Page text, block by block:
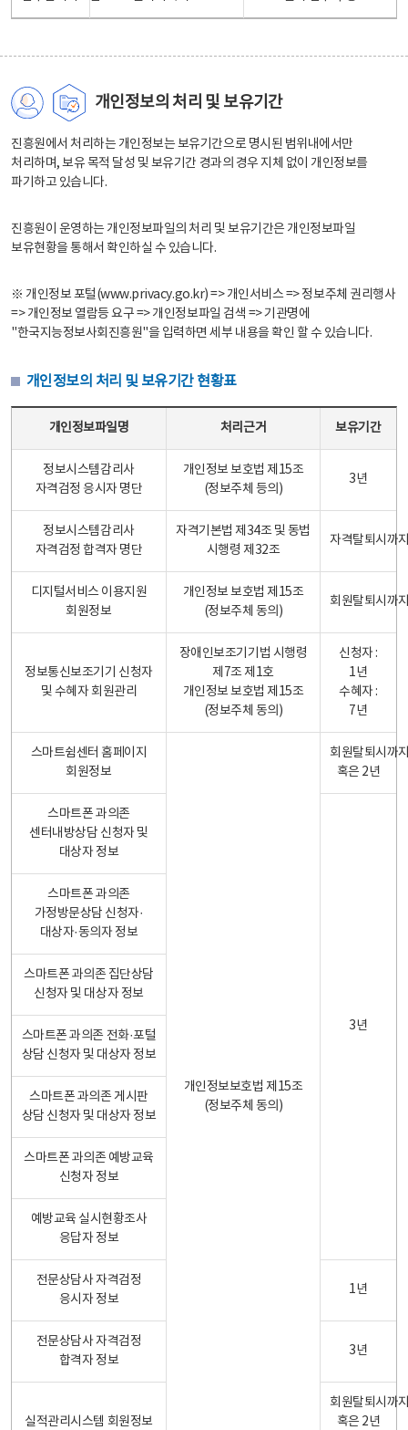
개인정보의 처리 및 보유기간
진흥원에서 처리하는 개인정보는 보유기간으로 명시된 범위내에서만
처리하며, 보유 목적 달성 및 보유기간 경과의 경우 지체 없이 개인정보를
파기하고 있습니다.
진흥원이 운영하는 개인정보파일의 처리 및 보유기간은 개인정보파일
보유현황을 통해서 확인하실 수 있습니다.
※ 개인정보 포털(www.privacy.go.kr) => 개인서비스 => 정보주체 권리행사
=> 개인정보 열람등 요구 => 개인정보파일 검색 => 기관명에
"한국지능정보사회진흥원"을 입력하면 세부 내용을 확인 할 수 있습니다.
개인정보의 처리 및 보유기간 현황표
개인정보파일명 처리근거 보유기간
정보시스템감리사
자격검정 응시자 명단
개인정보 보호법 제15조
(정보주체 등의)
3년
정보시스템감리사
자격검정 합격자 명단
자격기본법 제34조 및 동법
시행령 제32조
자격탈퇴시까
디지털서비스 이용지원
회원정보
개인정보 보호법 제15조
(정보주체 동의)
회원탈퇴시까
정보통신보조기기 신청자
및 수혜자 회원관리
장애인보조기기법 시행령
제7조 제1호
개인정보 보호법 제15조
(정보주체 동의)
신청자 :
1년
수혜자 :
7년
스마트쉼센터 홈페이지
회원정보
개인정보보호법 제15조
(정보주체 동의)
회원탈퇴시까
혹은 2년
스마트폰 과의존
센터내방상담 신청자 및
대상자 정보
3년
스마트폰 과의존
가정방문상담 신청자·
대상자·동의자 정보
스마트폰 과의존 집단상담
신청자 및 대상자 정보
스마트폰 과의존 전화·포털
상담 신청자 및 대상자 정보
스마트폰 과의존 게시판
상담 신청자 및 대상자 정보
스마트폰 과의존 예방교육
신청자 정보
예방교육 실시현황조사
응답자 정보
전문상담사 자격검정
응시자 정보
1년
전문상담사 자격검정
합격자 정보
3년
실적관리시스템 회원정보
회원탈퇴시까
혹은 2년